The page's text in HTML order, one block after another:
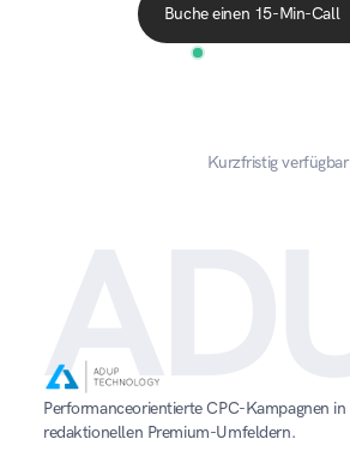
Buche einen 15-Min-Call
Kurzfristig verfügbar
ADU
Performanceorientierte CPC-Kampagnen in
redaktionellen Premium-Umfeldern.